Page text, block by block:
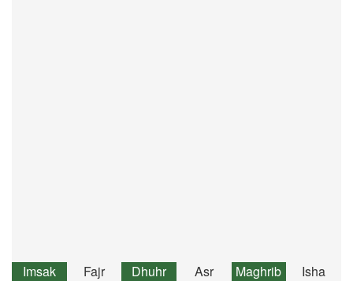
Imsak Fajr Dhuhr Asr Maghrib Isha